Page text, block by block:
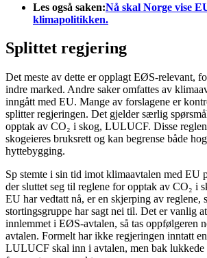
Les også saken:Nå skal Norge vise
klimapolitikken.
Splittet regjering
Det meste av dette er opplagt EØS-relevant,
indre marked. Andre saker omfattes av
inngått med EU. Mange av forslagene er
splitter regjeringen. Det gjelder særlig
opptak av CO₂ i skog, LULUCF. Disse
skogeieres bruksrett og kan begrense både
hyttebygging.
Sp stemte i sin tid imot klimaavtalen med EU
der sluttet seg til reglene for opptak av CO₂ i
EU har vedtatt nå, er en skjerping av reglene,
stortingsgruppe har sagt nei til. Det er vanlig
innlemmet i EØS-avtalen, så tas oppfølgeren
avtalen. Formelt har ikke regjeringen inntatt
LULUCF skal inn i avtalen, men bak lukkede